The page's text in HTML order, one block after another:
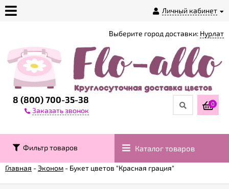
Личный кабинет
магазине
Доставка
Контакты
8 (800) 700-35-38
Заказать звонок
Выберите город доставки: Нурлат
0
Фильтр товаров Каталог товаров
Главная -Эконом - Букет цветов "Красная грация"